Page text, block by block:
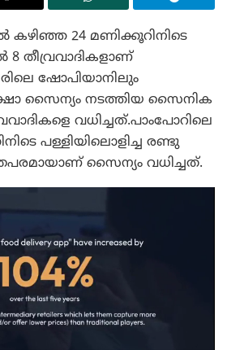
കഴിഞ്ഞ 24 മണിക്കൂറിനിടെ
8 തീവ്രവാദികളാണ്
ഷോപിയാനിലും
സൈന്യം നടത്തിയ സൈനിക
വധിച്ചത്.പാംപോറിലെ
പള്ളിയിലൊളിച്ച രണ്ടു
സൈന്യം വധിച്ചത്.